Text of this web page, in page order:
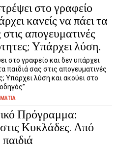
στο γραφείο
κανείς να πάει τα
απογευματινές
Υπάρχει λύση.
στο γραφείο και δεν υπάρχει
παιδιά σας στις απογευματινές
Υπάρχει λύση και ακούει στο
Πρόγραμμα:
Κυκλάδες. Από